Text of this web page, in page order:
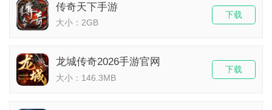
传奇天下手游
大小：2GB
下载
龙城传奇2026手游官网
大小：146.3MB
下载